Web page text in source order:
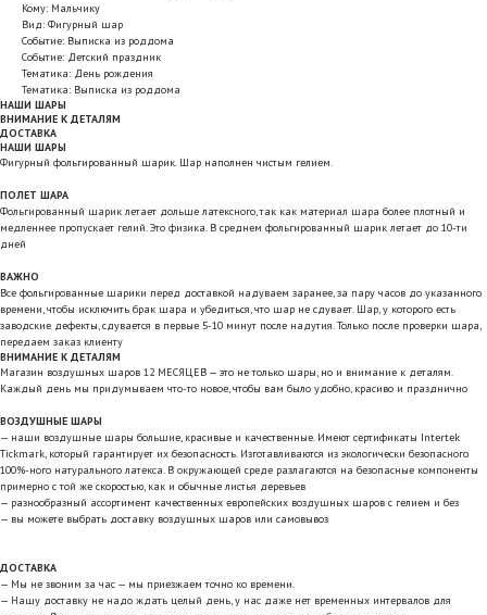
Кому: Мальчику
Вид: Фигурный шар
Событие: Выписка из роддома
Событие: Детский праздник
Тематика: День рождения
Тематика: Выписка из роддома
НАШИ ШАРЫ
ВНИМАНИЕ К ДЕТАЛЯМ
ДОСТАВКА
НАШИ ШАРЫ
Фигурный фольгированный шарик. Шар наполнен чистым гелием.
ПОЛЕТ ШАРА
Фольгированный шарик летает дольше латексного, так как материал шара более плотный и
медленнее пропускает гелий. Это физика. В среднем фольгированный шарик летает до 10-ти
дней
ВАЖНО
Все фольгированные шарики перед доставкой надуваем заранее, за пару часов до указанного
времени, чтобы исключить брак шара и убедиться, что шар не сдувает. Шар, у которого есть
заводские дефекты, сдувается в первые 5-10 минут после надутия. Только после проверки шара,
передаем заказ клиенту
ВНИМАНИЕ К ДЕТАЛЯМ
Магазин воздушных шаров 12 МЕСЯЦЕВ — это не только шары, но и внимание к деталям.
Каждый день мы придумываем что-то новое, чтобы вам было удобно, красиво и празднично
ВОЗДУШНЫЕ ШАРЫ
— наши воздушные шары большие, красивые и качественные. Имеют сертификаты Intertek
Tickmark, который гарантирует их безопасность. Изготавливаются из экологически безопасного
100%-ного натурального латекса. В окружающей среде разлагаются на безопасные компоненты
примерно с той же скоростью, как и обычные листья деревьев
— разнообразный ассортимент качественных европейских воздушных шаров с гелием и без
— вы можете выбрать доставку воздушных шаров или самовывоз
ДОСТАВКА
— Мы не звоним за час — мы приезжаем точно ко времени.
— Нашу доставку не надо ждать целый день, у нас даже нет временных интервалов для